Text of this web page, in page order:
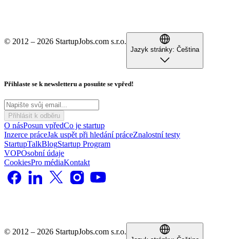
© 2012 – 2026 StartupJobs.com s.r.o.
Jazyk stránky: Čeština
Přihlaste se k newsletteru a posuňte se vpřed!
Přihlásit k odběru
O násPosun vpředCo je startup
Inzerce práceJak uspět při hledání práceZnalostní testy
StartupTalkBlogStartup Program
VOPOsobní údaje
CookiesPro médiaKontakt
© 2012 – 2026 StartupJobs.com s.r.o.